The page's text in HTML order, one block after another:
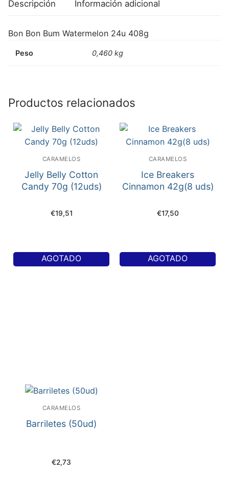
Descripción Información adicional
Bon Bon Bum Watermelon 24u 408g
Peso 0,460 kg
Productos relacionados
CARAMELOS
Jelly Belly Cotton
Candy 70g (12uds)
€19,51
AGOTADO
CARAMELOS
Ice Breakers
Cinnamon 42g(8 uds)
€17,50
AGOTADO
CARAMELOS
Barriletes (50ud)
€2,73